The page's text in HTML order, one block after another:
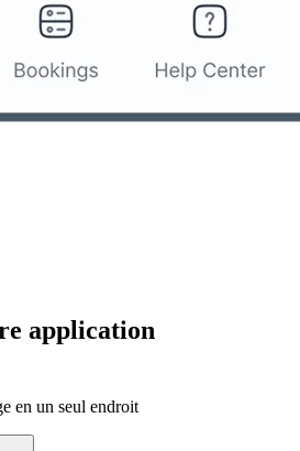
application
en un seul endroit